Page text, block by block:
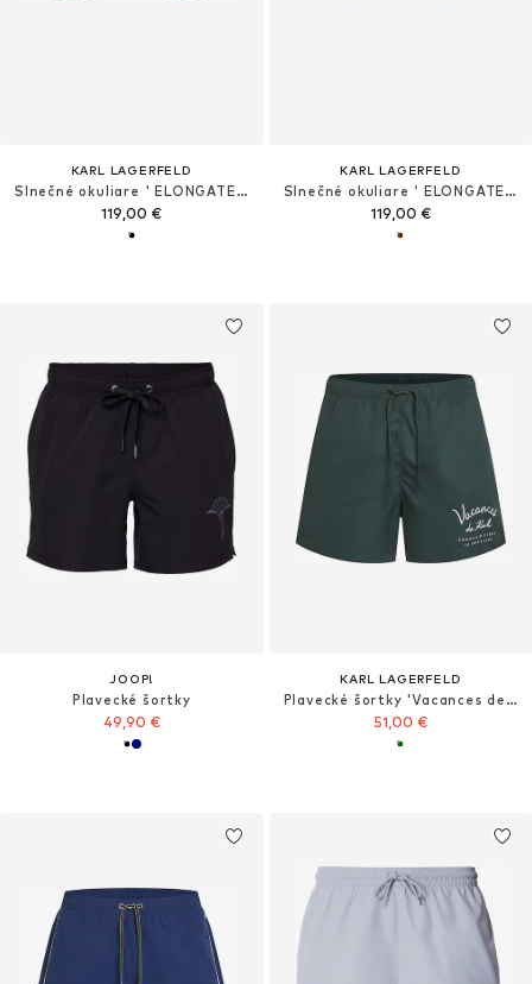
KARL LAGERFELD
Slnečné okuliare ' ELONGATED LOGO '
119,00 €
KARL LAGERFELD
Slnečné okuliare ' ELONGATED LOGO '
119,00 €
JOOP!
Plavecké šortky
49,90 €
KARL LAGERFELD
Plavecké šortky 'Vacances de Karl'
51,00 €